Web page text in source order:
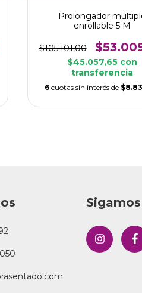
Prolongador
enrollable 5 M
$105.101,00
$45.057,65 con
transferencia
6 cuotas sin interés de